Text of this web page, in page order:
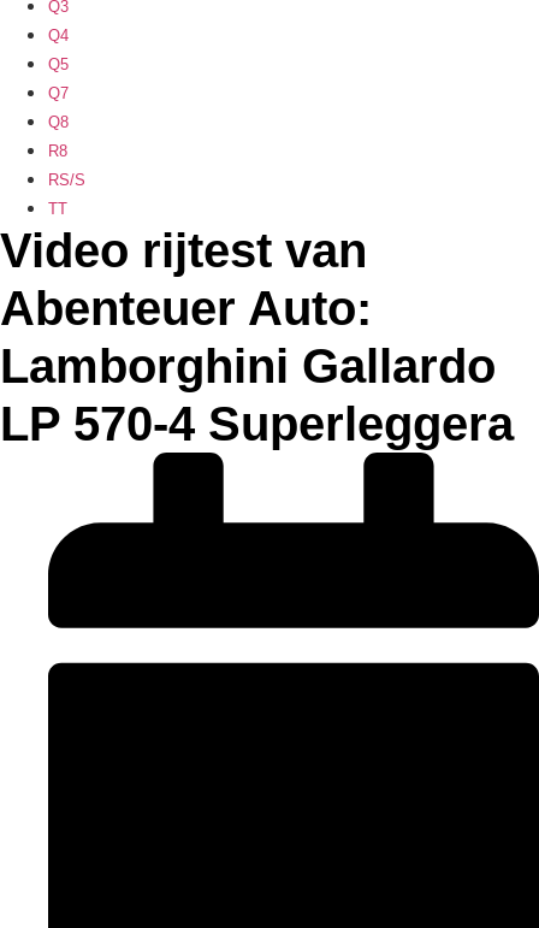
Q3
Q4
Q5
Q7
Q8
R8
RS/S
TT
Video rijtest van
Abenteuer Auto:
Lamborghini Gallardo
LP 570-4 Superleggera